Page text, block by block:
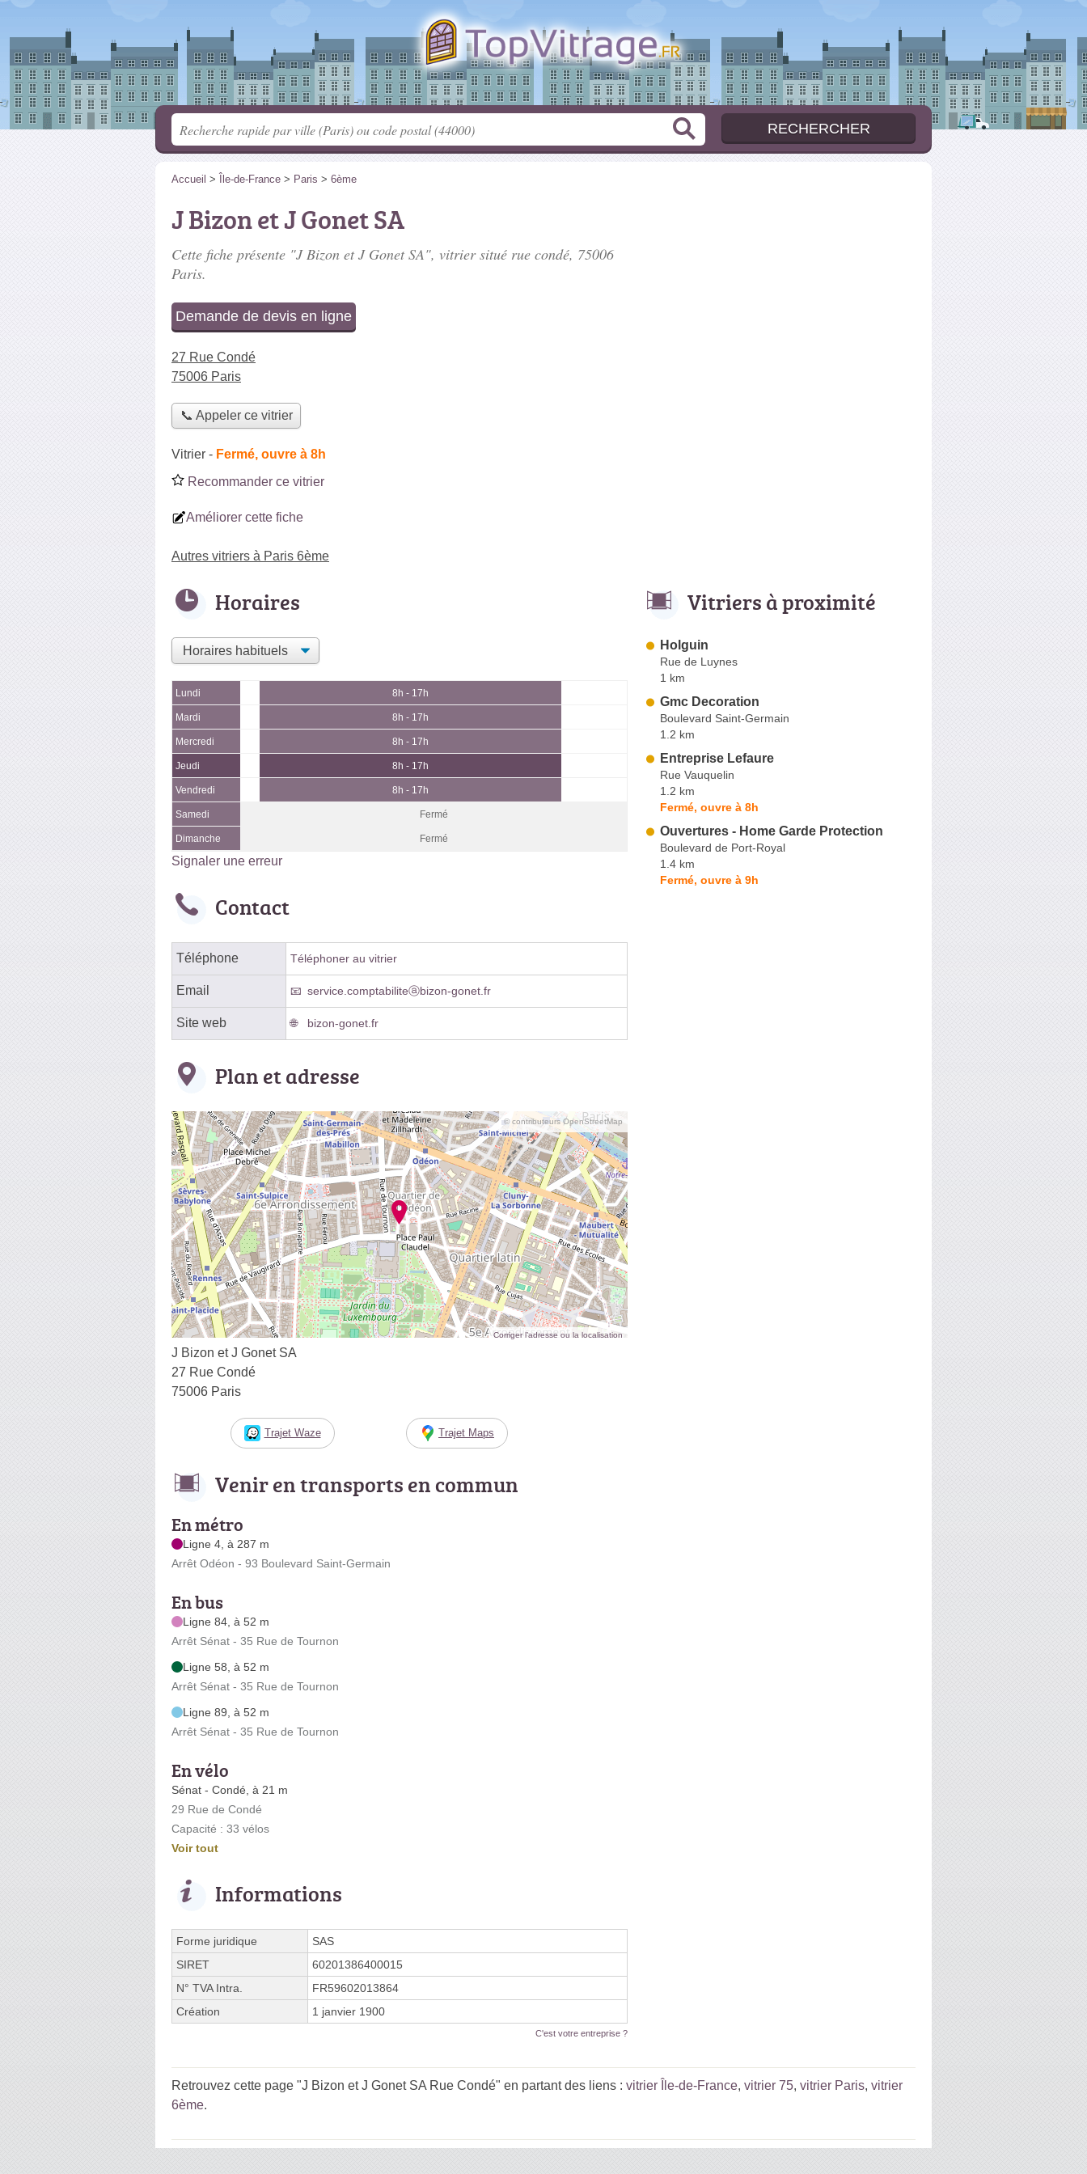
Accueil > Île-de-France > Paris > 6ème
J Bizon et J Gonet SA
Cette fiche présente "J Bizon et J Gonet SA", vitrier situé rue condé, 75006
Paris.
Demande de devis en ligne
27 Rue Condé
75006 Paris
📞 Appeler ce vitrier
Vitrier - Fermé, ouvre à 8h
Recommander ce vitrier
Améliorer cette fiche
Autres vitriers à Paris 6ème
Horaires
Lundi 8h - 17h
Mardi 8h - 17h
Mercredi 8h - 17h
Jeudi 8h - 17h
Vendredi 8h - 17h
Samedi Fermé
Dimanche Fermé
Signaler une erreur
Contact
Téléphone Téléphoner au vitrier
Email service.comptabiliteⓐbizon-gonet.fr
Site web bizon-gonet.fr
Plan et adresse
© contributeurs OpenStreetMap
Corriger l’adresse ou la localisation
J Bizon et J Gonet SA
27 Rue Condé
75006 Paris
Trajet Waze Trajet Maps
Venir en transports en commun
En métro
Ligne 4, à 287 m
Arrêt Odéon - 93 Boulevard Saint-Germain
En bus
Ligne 84, à 52 m
Arrêt Sénat - 35 Rue de Tournon
Ligne 58, à 52 m
Arrêt Sénat - 35 Rue de Tournon
Ligne 89, à 52 m
Arrêt Sénat - 35 Rue de Tournon
En vélo
Sénat - Condé, à 21 m
29 Rue de Condé
Capacité : 33 vélos
Voir tout
Informations
Forme juridique
SAS
SIRET
60201386400015
N° TVA Intra.
FR59602013864
Création
1 janvier 1900
C'est votre entreprise ?
Vitriers à proximité
Holguin
Rue de Luynes
1 km
Gmc Decoration
Boulevard Saint-Germain
1.2 km
Entreprise Lefaure
Rue Vauquelin
1.2 km
Fermé, ouvre à 8h
Ouvertures - Home Garde Protection
Boulevard de Port-Royal
1.4 km
Fermé, ouvre à 9h
Retrouvez cette page "J Bizon et J Gonet SA Rue Condé" en partant des liens : vitrier Île-de-France, vitrier 75, vitrier Paris, vitrier
6ème.